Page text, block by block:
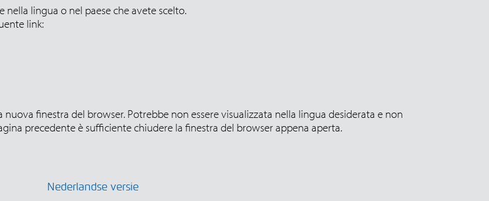
nella lingua o nel paese che avete scelto.
link:
finestra del browser. Potrebbe non essere visualizzata nella lingua desiderata e non
precedente è sufficiente chiudere la finestra del browser appena aperta.
Nederlandse versie